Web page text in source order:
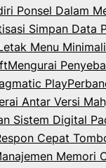
Ponsel Dalam
Simpan Data
Menu
Mengurai
Play
Antar Versi
Sistem Digital
Cepat
Memori